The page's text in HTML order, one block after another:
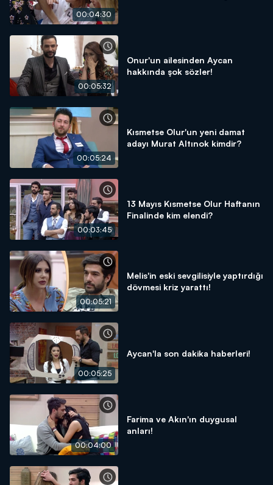
00:04:30
00:05:32
Onur'un ailesinden Aycan
hakkında şok sözler!
00:05:24
Kısmetse Olur'un yeni damat
adayı Murat Altınok kimdir?
00:03:45
13 Mayıs Kısmetse Olur Haftanın
Finalinde kim elendi?
00:05:21
Melis'in eski sevgilisiyle yaptırdığı
dövmesi kriz yarattı!
00:05:25
Aycan'la son dakika haberleri!
00:04:00
Farima ve Akın'ın duygusal
anları!